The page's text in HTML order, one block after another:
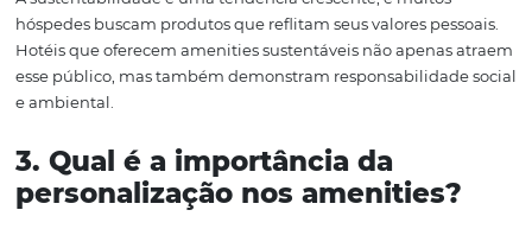
Em conclusão, os amenities de hotel são uma parte
experiência do hóspede, indo muito além do simples
ou shampoo. Eles têm o poder de encantar, fidelizar e
produtos de qualidade, sustentáveis e que reflitam a
da marca, os hotéis podem criar experiências
não apenas atendem às expectativas, mas as superam.